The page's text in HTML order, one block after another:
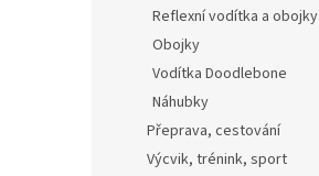
Reflexní vodítka a obojky
Obojky
Vodítka Doodlebone
Náhubky
Přeprava, cestování
Výcvik, trénink, sport